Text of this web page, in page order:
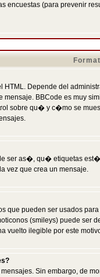
encuestas (para prevenir
Depende del
BBCode es muy
sobre qu� y c�mo se
ser as�, qu� etiquetas
vez que crea un mensaje.
que pueden ser usados
(smileys) puede
vuelto ilegible por este
Sin embargo, de